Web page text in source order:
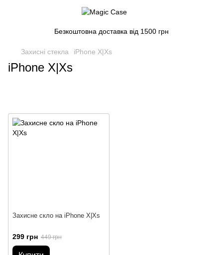
Безкоштовна доставка від 1500 грн
Захисні стекла iPhone X|Xs
iPhone X|Xs
Захисне скло на iPhone X|Xs
299 грн 449 грн